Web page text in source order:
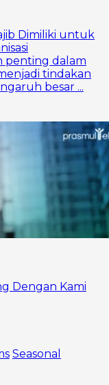
Dimiliki untuk
penting dalam
tindakan
besar ...
Dengan Kami
Seasonal